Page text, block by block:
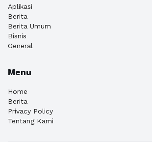
Aplikasi
Berita
Berita Umum
Bisnis
General
Menu
Home
Berita
Privacy Policy
Tentang Kami